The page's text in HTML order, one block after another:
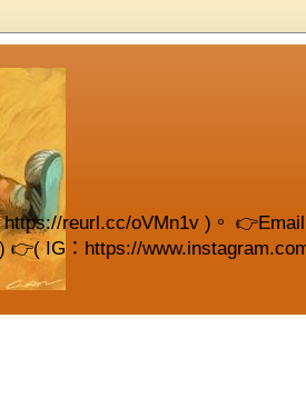
reurl.cc/oVMn1v )。
IG：https://